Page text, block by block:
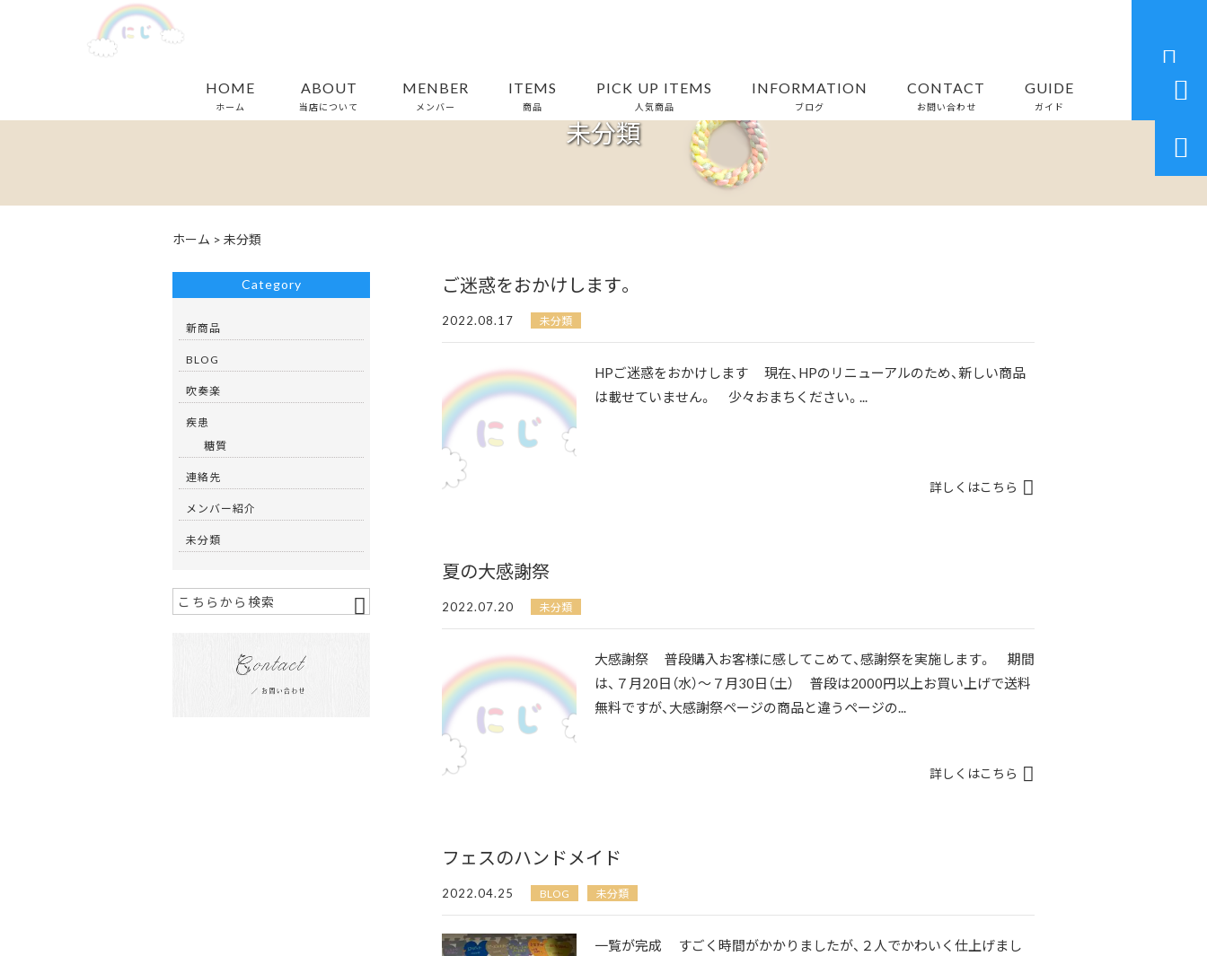
HOME
ホーム
ABOUT
当店について
MENBER
メンバー
ITEMS
商品
PICK UP ITEMS
人気商品
INFORMATION
ブログ
CONTACT
お問い合わせ
GUIDE
ガイド

未分類
ホーム > 未分類
ご迷惑をおかけします。
2022.08.17 未分類
HPご迷惑をおかけします 現在、HPのリニューアルのため、新しい商品
は載せていません。 少々おまちください。...
詳しくはこちら
夏の大感謝祭
2022.07.20 未分類
大感謝祭 普段購入お客様に感してこめて、感謝祭を実施します。 期間
は、７月20日（水）～７月30日（土） 普段は2000円以上お買い上げで送料
無料ですが、大感謝祭ページの商品と違うページの...
詳しくはこちら
フェスのハンドメイド
2022.04.25 BLOG 未分類
一覧が完成 すごく時間がかかりましたが、２人でかわいく仕上げまし
Category
新商品
BLOG
吹奏楽
疾患
糖質
連絡先
メンバー紹介
未分類

